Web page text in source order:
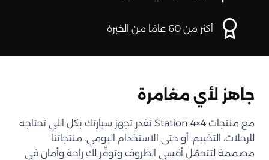
أكثر من 60 عامًا من الخبرة
جاهز لأي مغامرة
مع منتجات Station 4×4 تقدر تجهز سيارتك بكل اللي تحتاجه
للرحلات، التخييم، أو حتى الاستخدام اليومي. منتجاتنا
مصممة لتتحمّل أقسى الظروف وتوفّر لك راحة وأمان في